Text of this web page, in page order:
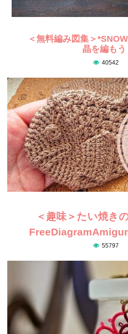
＜無料編み図集＞
晶を編もう
40542
＜趣味＞たい焼き
55797